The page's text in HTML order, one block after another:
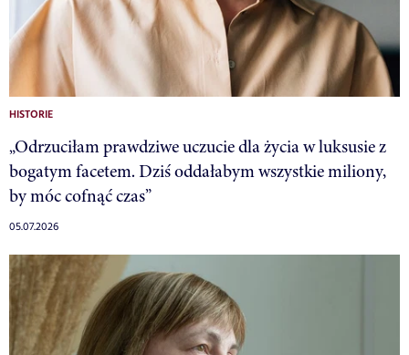
HISTORIE
„Odrzuciłam prawdziwe uczucie dla życia w luksusie z
bogatym facetem. Dziś oddałabym wszystkie miliony,
by móc cofnąć czas”
05.07.2026